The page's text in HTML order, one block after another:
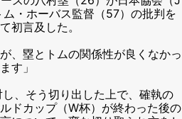
・ホーバス監督（57）の批判を
初言及した。
、塁とトムの関係性が良くなかっ
す」
、そう切り出した上で、確執の
ドカップ（W杯）が終わった後の